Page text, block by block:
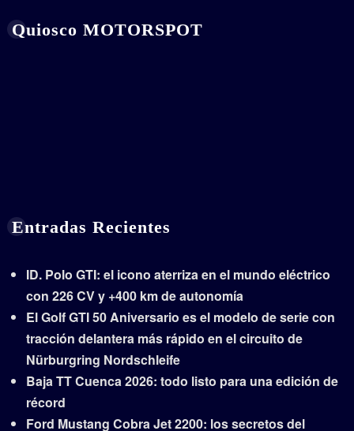
Quiosco MOTORSPOT
Entradas Recientes
ID. Polo GTI: el icono aterriza en el mundo eléctrico
con 226 CV y +400 km de autonomía
El Golf GTI 50 Aniversario es el modelo de serie con
tracción delantera más rápido en el circuito de
Nürburgring Nordschleife
Baja TT Cuenca 2026: todo listo para una edición de
récord
Ford Mustang Cobra Jet 2200: los secretos del